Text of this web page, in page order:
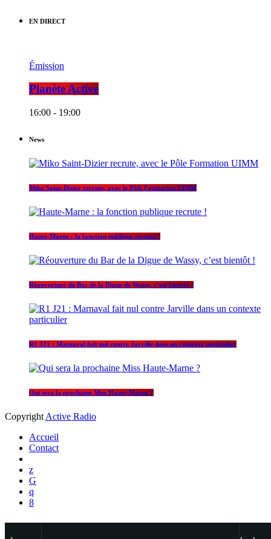
EN DIRECT
Émission
Planète Active
16:00 - 19:00
News
Miko Saint-Dizier recrute, avec le Pôle Formation UIMM
Haute-Marne : la fonction publique recrute !
Réouverture du Bar de la Digue de Wassy, c’est bientôt !
R1 J21 : Marnaval fait nul contre Jarville dans un contexte particulier
Qui sera la prochaine Miss Haute-Marne ?
Copyright Active Radio
Accueil
Contact